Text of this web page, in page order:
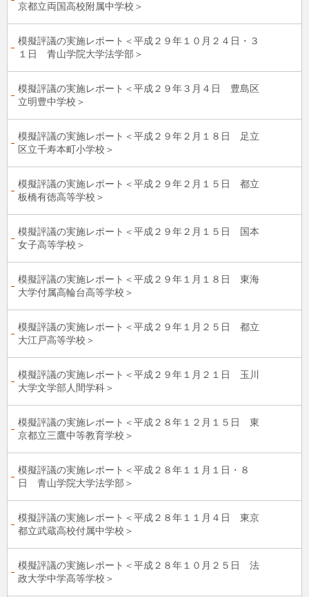
京都立両国高校附属中学校＞
模擬評議の実施レポート＜平成２９年１０月２４日・３
１日 青山学院大学法学部＞
模擬評議の実施レポート＜平成２９年３月４日 豊島区
立明豊中学校＞
模擬評議の実施レポート＜平成２９年２月１８日 足立
区立千寿本町小学校＞
模擬評議の実施レポート＜平成２９年２月１５日 都立
板橋有徳高等学校＞
模擬評議の実施レポート＜平成２９年２月１５日 国本
女子高等学校＞
模擬評議の実施レポート＜平成２９年１月１８日 東海
大学付属高輪台高等学校＞
模擬評議の実施レポート＜平成２９年１月２５日 都立
大江戸高等学校＞
模擬評議の実施レポート＜平成２９年１月２１日 玉川
大学文学部人間学科＞
模擬評議の実施レポート＜平成２８年１２月１５日 東
京都立三鷹中等教育学校＞
模擬評議の実施レポート＜平成２８年１１月１日・８
日 青山学院大学法学部＞
模擬評議の実施レポート＜平成２８年１１月４日 東京
都立武蔵高校付属中学校＞
模擬評議の実施レポート＜平成２８年１０月２５日 法
政大学中学高等学校＞